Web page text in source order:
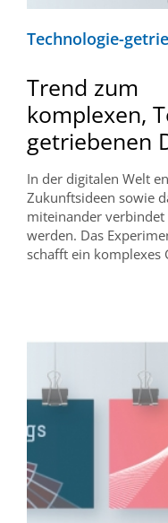
Technologie-
Trend zum
komplexen,
getriebenen
In der digitalen Welt
Zukunftsideen sowie
miteinander
werden. Das
schafft ein komplexes